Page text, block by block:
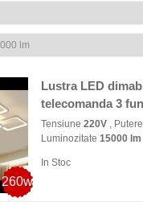
260w
Lustra LED
telecomanda 3
Tensiune 220V , Putere
Luminozitate 15000 lm
In Stoc